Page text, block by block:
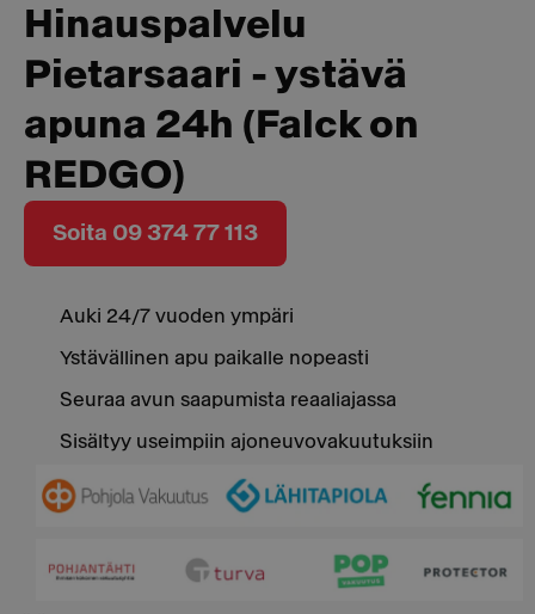
Hinauspalvelu
Pietarsaari - ystävä
apuna 24h (Falck on
REDGO)
Soita 09 374 77 113
Auki 24/7 vuoden ympäri
Ystävällinen apu paikalle nopeasti
Seuraa avun saapumista reaaliajassa
Sisältyy useimpiin ajoneuvovakuutuksiin